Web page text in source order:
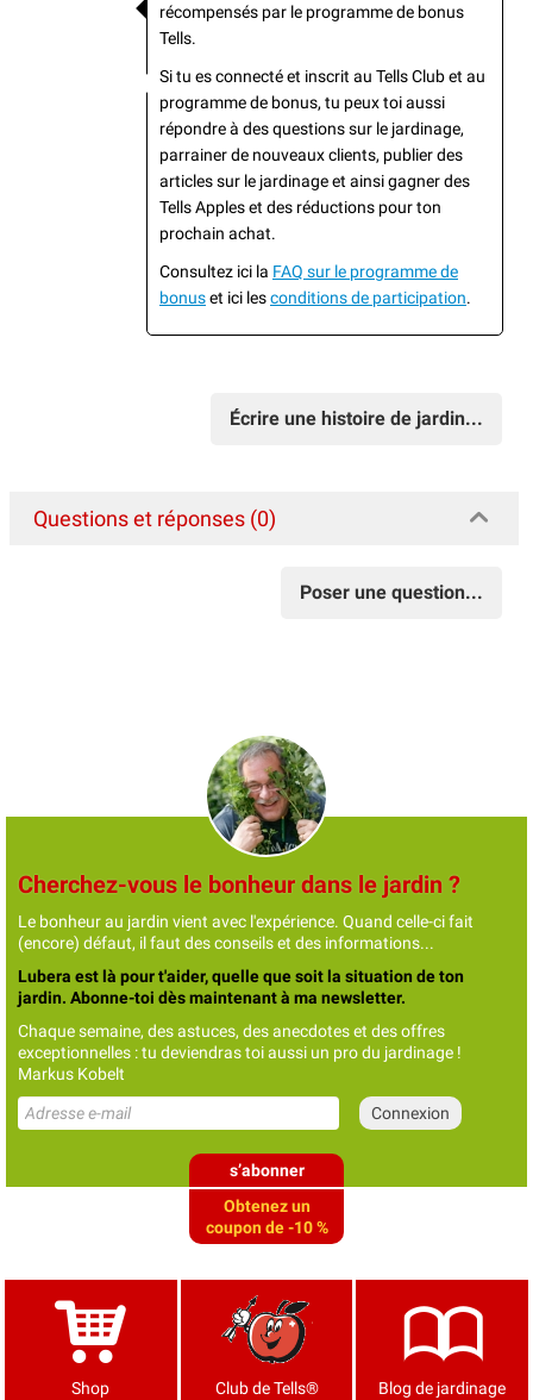
récompensés par le programme de bonus
Tells.
Si tu es connecté et inscrit au Tells Club et au
programme de bonus, tu peux toi aussi
répondre à des questions sur le jardinage,
parrainer de nouveaux clients, publier des
articles sur le jardinage et ainsi gagner des
Tells Apples et des réductions pour ton
prochain achat.
Consultez ici la FAQ sur le programme de
bonuset ici lesconditions de participation.
Écrire une histoire de jardin...
Questions et réponses (0)
Poser une question...
Cherchez-vous le bonheur dans le jardin ?
Le bonheur au jardin vient avec l'expérience. Quand celle-ci fait
(encore) défaut, il faut des conseils et des informations...
Lubera est là pour t'aider, quelle que soit la situation de ton
jardin. Abonne-toi dès maintenant à ma newsletter.
Chaque semaine, des astuces, des anecdotes et des offres
exceptionnelles : tu deviendras toi aussi un pro du jardinage !
Markus Kobelt
s’abonner
Obtenez un
coupon de -10 %
Shop Club de Tells® Blog de jardinage